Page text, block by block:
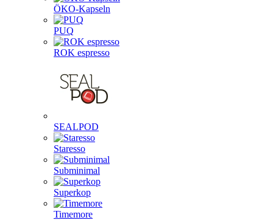
ÖKO-Kapseln
PUQ
ROK espresso
SEALPOD
Staresso
Subminimal
Superkop
Timemore